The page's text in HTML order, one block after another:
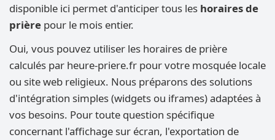
disponible ici permet d'anticiper tous les horaires de
prière pour le mois entier.
Oui, vous pouvez utiliser les horaires de prière
calculés par heure-priere.fr pour votre mosquée locale
ou site web religieux. Nous préparons des solutions
d'intégration simples (widgets ou iframes) adaptées à
vos besoins. Pour toute question spécifique
concernant l'affichage sur écran, l'exportation de